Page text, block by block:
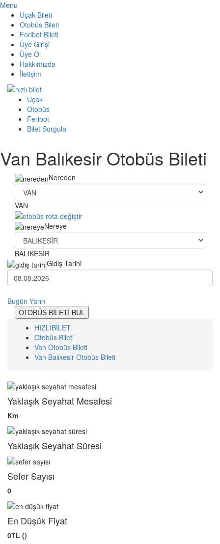
Menu
Uçak Bileti
Otobüs Bileti
Feribot Bileti
Üye Girişi
Üye Ol
Hakkımızda
İletişim
Uçak
Otobüs
Feribot
Bilet Sorgula
Van Balıkesir Otobüs Bileti
Nereden
VAN
Nereye
BALIKESİR
Gidiş Tarihi
Bugün Yarın
OTOBÜS BİLETİ BUL
HIZLIBİLET
Otobüs Bileti
Van Otobüs Bileti
Van Balıkesir Otobüs Bileti
Yaklaşık Seyahat Mesafesi
Km
Yaklaşık Seyahat Süresi
Sefer Sayısı
0
En Düşük Fiyat
0TL ()